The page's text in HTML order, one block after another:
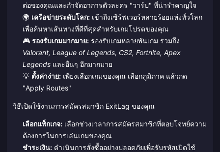
ต่อของคุณและกำจัดอาการตัวละคร "วาร์ป" ที่น่ารำคาญใจ
🌍 เครือข่ายระดับโลก:เข้าถึงเซิร์ฟเวอร์หลายร้อยแห่งทั่วโลก
เพื่อค้นหาเส้นทางที่ดีที่สุดสำหรับเกมโปรดของคุณ
🎮 รองรับเกมมากมาย:รองรับเกมหลายพันเกม รวมถึง
Valorant, League of Legends, CS2, Fortnite, Apex
Legendsและอื่นๆ อีกมากมาย
💡 ตั้งค่าง่าย:เพียงเลือกเกมของคุณ เลือกภูมิภาค แล้วกด
"Apply Routes"
วิธีเปิดใช้งานการสมัครสมาชิก ExitLag ของคุณ
เลือกแพ็กเกจ:เลือกช่วงเวลาการสมัครสมาชิกที่ตอบโจทย์ความ
ต้องการในการเล่นเกมของคุณ
ชำระเงิน:ดำเนินการสั่งซื้ออย่างปลอดภัยเพื่อรับรหัสเปิดใช้